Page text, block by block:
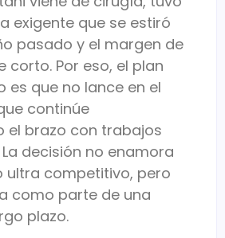
exigente que se estiró
pasado y el margen de
corto. Por eso, el plan
es que no lance en el
continúe
el brazo con trabajos
decisión no enamora
ultra competitivo, pero
como parte de una
plazo.